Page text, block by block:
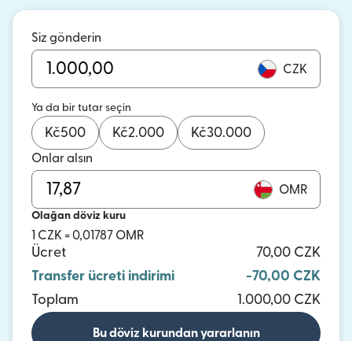
Siz gönderin
CZK
Ya da bir tutar seçin
Kč500 Kč2.000 Kč30.000
Onlar alsın
OMR
Olağan döviz kuru
1 CZK = 0,01787 OMR
Ücret
70,00 CZK
Transfer ücreti indirimi
-70,00 CZK
Toplam
1.000,00 CZK
Bu döviz kurundan yararlanın